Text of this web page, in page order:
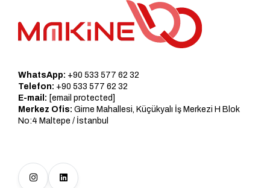
WhatsApp: +90 533 577 62 32
Telefon: +90 533 577 62 32
E-mail: [email protected]
Merkez Ofis: Girne Mahallesi, Küçükyalı İş Merkezi H Blok
No:4 Maltepe / İstanbul